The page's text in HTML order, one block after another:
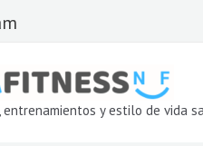
entrenamientos y estilo de vida